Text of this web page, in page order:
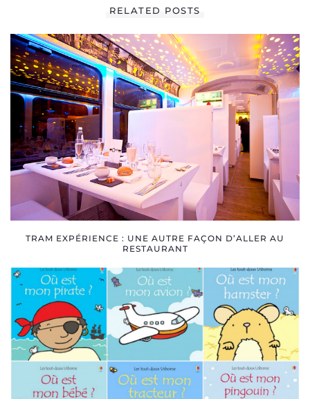
SOCIALE
RELATED POSTS
TRAM EXPÉRIENCE : UNE AUTRE FAÇON D’ALLER AU
RESTAURANT